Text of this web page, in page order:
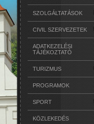
SZOLGÁLTATÁSOK
CIVIL SZERVEZETEK
ADATKEZELÉSI
TÁJÉKOZTATÓ
TURIZMUS
PROGRAMOK
SPORT
KÖZLEKEDÉS